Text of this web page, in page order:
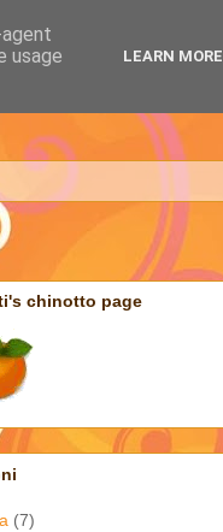
chinotto page
(7)
usage
LEARN MORE